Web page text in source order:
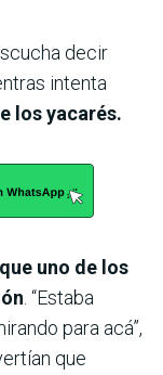
decir
intenta
los yacarés.
uno de los
. “Estaba
para acá”,
que